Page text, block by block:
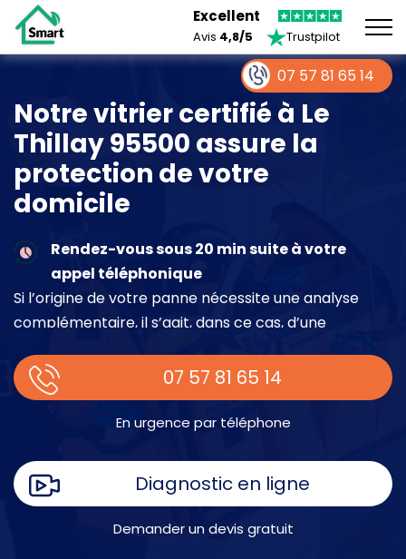
Excellent
Avis 4,8/5 Trustpilot
Notre vitrier certifié à Le
Thillay 95500 assure la
protection de votre
domicile
Rendez-vous sous 20 min suite à votre
appel téléphonique
Si l’origine de votre panne nécessite une analyse
complémentaire, il s’agit, dans ce cas, d’une
place.
07 57 81 65 14
En urgence par téléphone
Diagnostic en ligne
Demander un devis gratuit
07 57 81 65 14